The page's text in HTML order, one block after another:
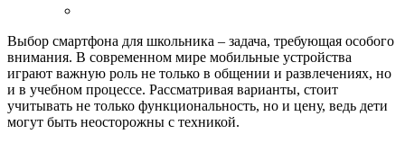
Выбор смартфона для школьника – задача, требующая особого
внимания. В современном мире мобильные устройства
играют важную роль не только в общении и развлечениях, но
и в учебном процессе. Рассматривая варианты, стоит
учитывать не только функциональность, но и цену, ведь дети
могут быть неосторожны с техникой.